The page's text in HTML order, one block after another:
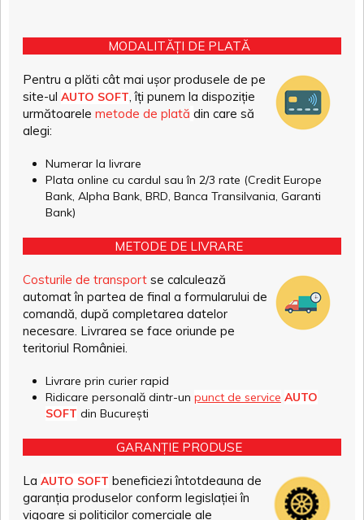
MODALITĂȚI DE PLATĂ
Pentru a plăti cât mai ușor produsele de pe
site-ul AUTO SOFT, îți punem la dispoziție
următoarele metode de plată din care să
alegi:
Numerar la livrare
Plata online cu cardul sau în 2/3 rate (Credit Europe
Bank, Alpha Bank, BRD, Banca Transilvania, Garanti
Bank)
METODE DE LIVRARE
Costurile de transport se calculează
automat în partea de final a formularului de
comandă, după completarea datelor
necesare. Livrarea se face oriunde pe
teritoriul României.
Livrare prin curier rapid
Ridicare personală dintr-un punct de service AUTO
SOFT din București
GARANȚIE PRODUSE
La AUTO SOFT beneficiezi întotdeauna de
garanția produselor conform legislației în
vigoare și politicilor comerciale ale